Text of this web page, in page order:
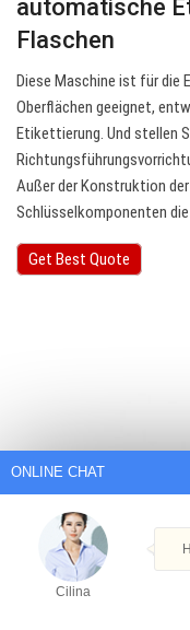
automatische
Flaschen
Diese Maschine ist für die
Oberflächen geeignet,
Etikettierung. Und stellen
Außer der Konstruktion
Schlüsselkomponenten
Get Best Quote
Cilina